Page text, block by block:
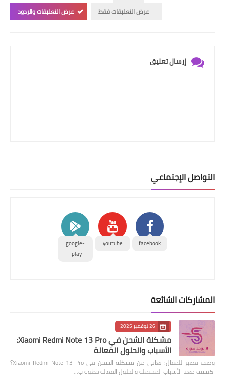
عرض التعليقات فقط
عرض التعليقات والردود
إرسال تعليق
التواصل الإجتماعي
facebook
youtube
google-
play-
المشاركات الشائعة
26 نوفمبر 2025
مشكلة الشحن في Xiaomi Redmi Note 13 Pro:
الأسباب والحلول الفعالة
وصف قصير للمقال: تعاني من مشكلة الشحن في Xiaomi Redmi Note 13 Pro؟
اكتشف معنا الأسباب المحتملة والحلول الفعالة خطوة ب…